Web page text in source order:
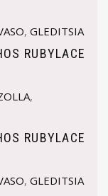
,GLEDITSIA
RUBYLACE
,
RUBYLACE
,GLEDITSIA